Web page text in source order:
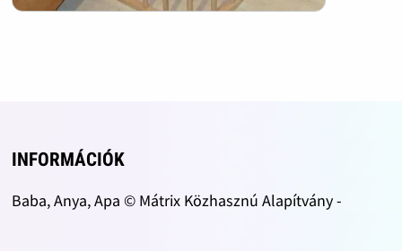
INFORMÁCIÓK
Baba, Anya, Apa © Mátrix Közhasznú Alapítvány -